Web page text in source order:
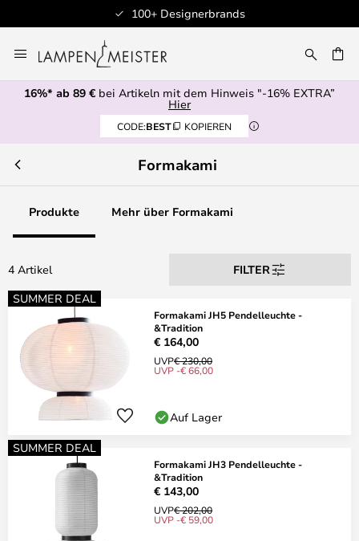
100+ Designerbrands
Inhalt
springen
16%* ab 89 € bei Artikeln mit dem Hinweis "-16% EXTRA”
Hier
CODE:BEST KOPIEREN
Formakami
Produkte Mehr über Formakami
4 Artikel
FILTER
SUMMER DEAL
Formakami JH5 Pendelleuchte -
&Tradition
€ 164,00
UVP€ 230,00
UVP -€ 66,00
Auf Lager
SUMMER DEAL
Formakami JH3 Pendelleuchte -
&Tradition
€ 143,00
UVP€ 202,00
UVP -€ 59,00